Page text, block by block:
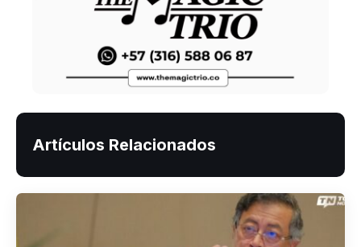
Artículos Relacionados